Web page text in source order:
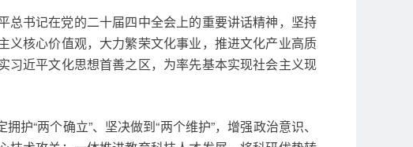
书记在党的二十届四中全会上的重要讲话精神，坚持
核心价值观，大力繁荣文化事业，推进文化产业高质
近平文化思想首善之区，为率先基本实现社会主义现
“两个确立”、坚决做到“两个维护”，增强政治意识、